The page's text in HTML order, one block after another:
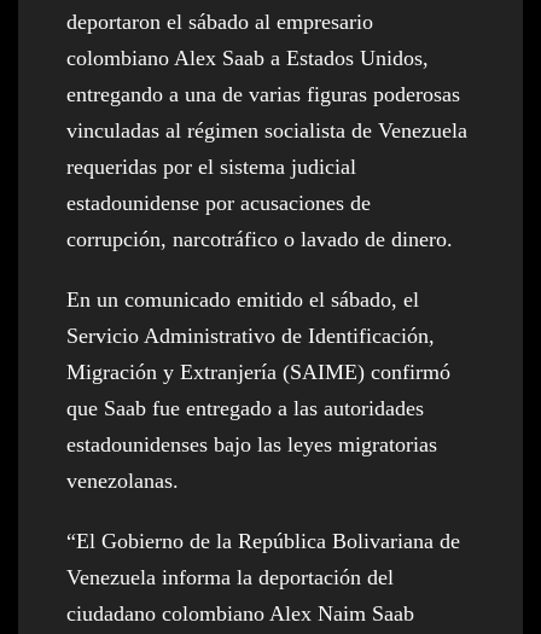
deportaron el sábado al empresario
colombiano Alex Saab a Estados Unidos,
entregando a una de varias figuras poderosas
vinculadas al régimen socialista de Venezuela
requeridas por el sistema judicial
estadounidense por acusaciones de
corrupción, narcotráfico o lavado de dinero.
En un comunicado emitido el sábado, el
Servicio Administrativo de Identificación,
Migración y Extranjería (SAIME) confirmó
que Saab fue entregado a las autoridades
estadounidenses bajo las leyes migratorias
venezolanas.
“El Gobierno de la República Bolivariana de
Venezuela informa la deportación del
ciudadano colombiano Alex Naim Saab